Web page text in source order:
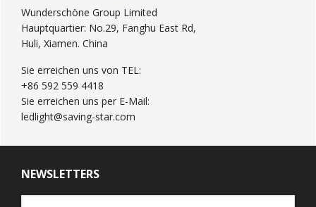
Wunderschöne Group Limited
Hauptquartier: No.29, Fanghu East Rd,
Huli, Xiamen. China
Sie erreichen uns von TEL:
+86 592 559 4418
Sie erreichen uns per E-Mail:
ledlight@saving-star.com
NEWSLETTERS